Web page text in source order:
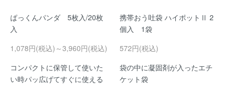
ぱっくんパンダ 5枚入/20枚
入
1,078円(税込)～3,960円(税込)
コンパクトに保管して使いた
い時パッ広げてすぐに使える
携帯おう吐袋 ハイポットⅡ 2
個入 1袋
572円(税込)
袋の中に凝固剤が入ったエチ
ケット袋